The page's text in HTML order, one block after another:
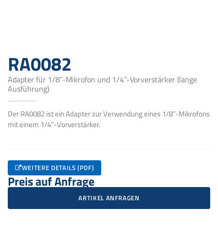
RA0082
Adapter für 1/8”-Mikrofon und 1/4”-Vorverstärker (lange
Ausführung)
Der RA0082 ist ein Adapter zur Verwendung eines 1/8”-Mikrofons
mit einem 1/4”-Vorverstärker.
WEITERE DETAILS (PDF)
Preis auf Anfrage
ARTIKEL ANFRAGEN